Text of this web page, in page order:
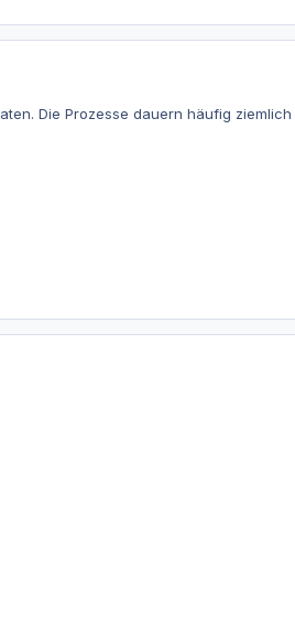
Die Prozesse dauern häufig ziemlich